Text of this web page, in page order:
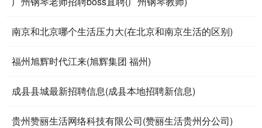
南京和北京哪个生活压力大(在北京和南京生活的区别)
福州旭辉时代江来(旭辉集团 福州)
成县县城最新招聘信息(成县本地招聘新信息)
贵州赞丽生活网络科技有限公司(赞丽生活贵州分公司)